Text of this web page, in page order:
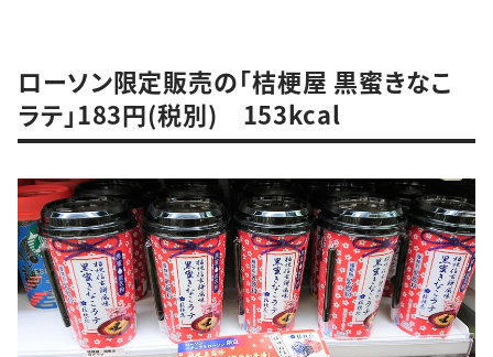
ローソン限定販売の「桔梗屋 黒蜜きなこ
ラテ」183円(税別) 153kcal